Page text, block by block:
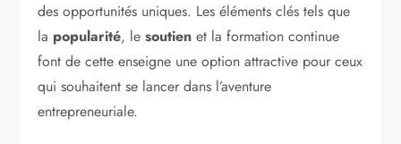
des opportunités uniques. Les éléments clés tels que
la popularité, lesoutien et la formation continue
font de cette enseigne une option attractive pour ceux
qui souhaitent se lancer dans l’aventure
entrepreneuriale.